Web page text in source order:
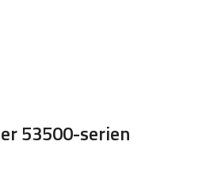
53500-serien